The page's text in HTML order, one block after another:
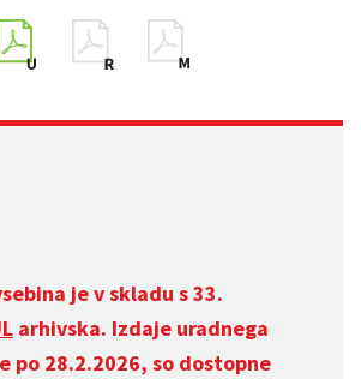
je v skladu s 33.
arhivska. Izdaje uradnega
po 28.2.2026, so dostopne